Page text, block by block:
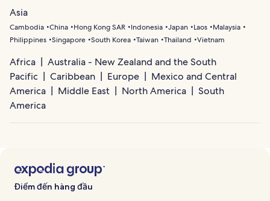
Asia
Cambodia China Hong Kong SAR Indonesia Japan Laos
Malaysia
Philippines Singapore South Korea Taiwan Thailand Vietnam
Africa
Australia - New Zealand and the South
Pacific
Caribbean Europe
Mexico and Central
America
Middle East North America
South
America
Điểm đến hàng đầu